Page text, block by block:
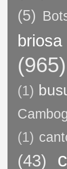
(5)
briosa
(965)
(1)
(1)
(43)